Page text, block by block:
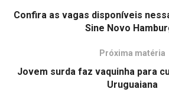
Confira as vagas disponíveis
Sine Novo
Próxima matéria
Jovem surda faz vaquinha para
Uruguaiana